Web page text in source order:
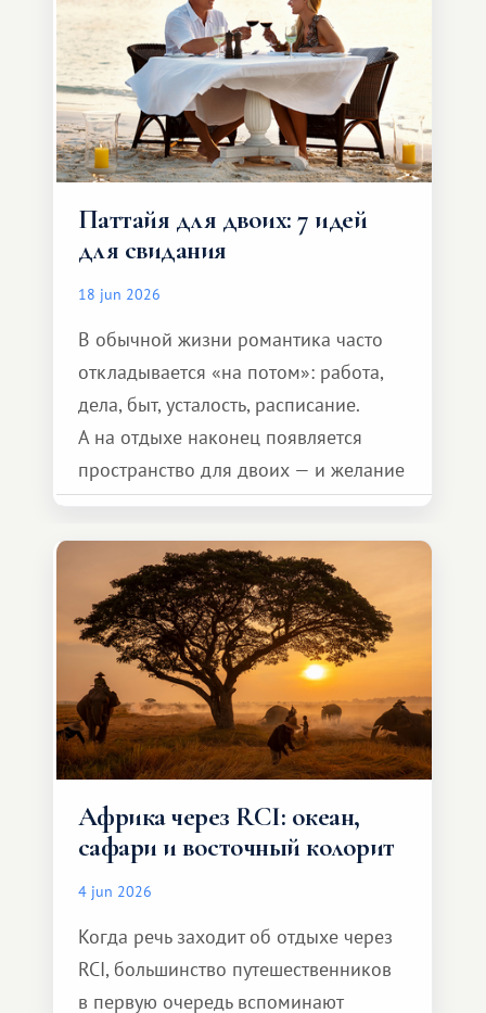
Паттайя для двоих: 7 идей
для свидания
18 jun 2026
В обычной жизни романтика часто
откладывается «на потом»: работа,
дела, быт, усталость, расписание.
А на отдыхе наконец появляется
пространство для двоих — и желание
сделать для близкого человека что-то
особенное. Не обязательно
масштабное, но тёплое
и запоминающееся :)
Африка через RCI: океан,
сафари и восточный колорит
4 jun 2026
Когда речь заходит об отдыхе через
RCI, большинство путешественников
в первую очередь вспоминают